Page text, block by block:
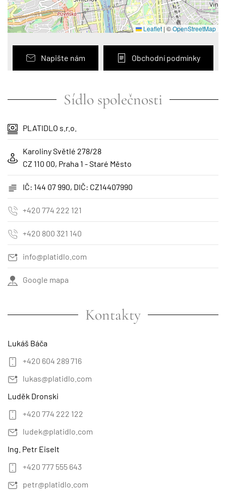
Leaflet |©OpenStreetMap
Napište nám Obchodní podmínky
Sídlo společnosti
PLATIDLO s.r.o.
Karoliny Světlé 278/28
CZ 110 00, Praha 1 - Staré Město
IČ: 144 07 990, DIČ: CZ14407990
+420 774 222 121
+420 800 321 140
info@platidlo.com
Google mapa
Kontakty
Lukáš Báča
+420 604 289 716
lukas@platidlo.com
Luděk Dronski
+420 774 222 122
ludek@platidlo.com
Ing. Petr Eiselt
+420 777 555 643
petr@platidlo.com